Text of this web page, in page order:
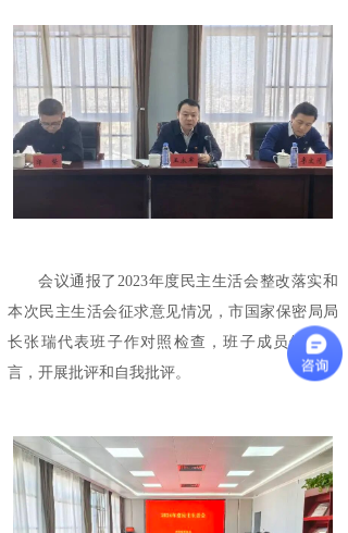
会议通报了2023年度民主生活会整改落实和
本次民主生活会征求意见情况，市国家保密局局
长张瑞代表班子作对照检查，班子成员依次发
言，开展批评和自我批评。